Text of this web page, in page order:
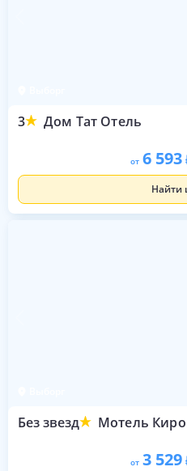
3 Дом Тат Отель
от 6 593
Найти
Без звезд Мотель
от 3 529